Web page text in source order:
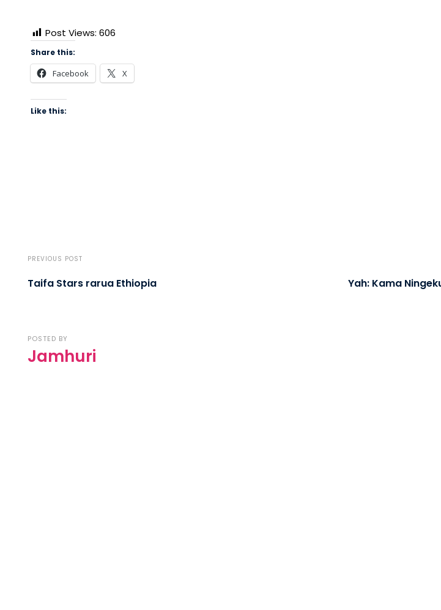
Post Views: 606
Share this:
Facebook X
Like this:
PREVIOUS POST
Taifa Stars rarua Ethiopia Yah: Kama
POSTED BY
Jamhuri